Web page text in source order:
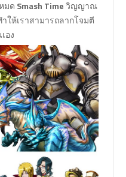
มด Smash Timeวิญญาณ
ให้เราสามารถลากโจมตี
อง